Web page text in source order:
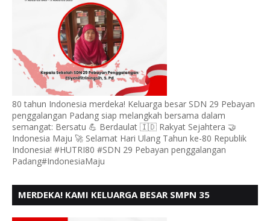
80 tahun Indonesia merdeka! Keluarga besar SDN 29 Pebayan
penggalangan Padang siap melangkah bersama dalam
semangat: Bersatu 💪 Berdaulat 🇮🇩 Rakyat Sejahtera 🤝
Indonesia Maju 🚀 Selamat Hari Ulang Tahun ke-80 Republik
Indonesia! #HUTRI80 #SDN 29 Pebayan penggalangan
Padang#IndonesiaMaju
MERDEKA! KAMI KELUARGA BESAR SMPN 35